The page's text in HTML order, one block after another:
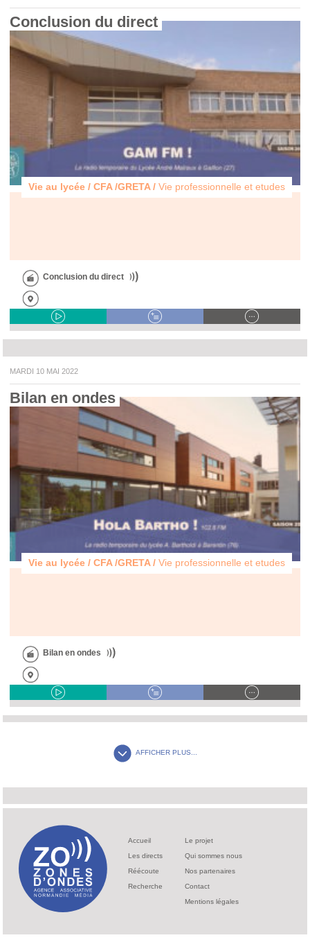
Conclusion du direct
Vie au lycée / CFA /GRETA / Vie professionnelle et etudes
Conclusion du direct
MARDI 10 MAI 2022
Bilan en ondes
Vie au lycée / CFA /GRETA / Vie professionnelle et etudes
Bilan en ondes
AFFICHER PLUS...
Accueil
Les directs
Réécoute
Recherche
Le projet
Qui sommes nous
Nos partenaires
Contact
Mentions légales